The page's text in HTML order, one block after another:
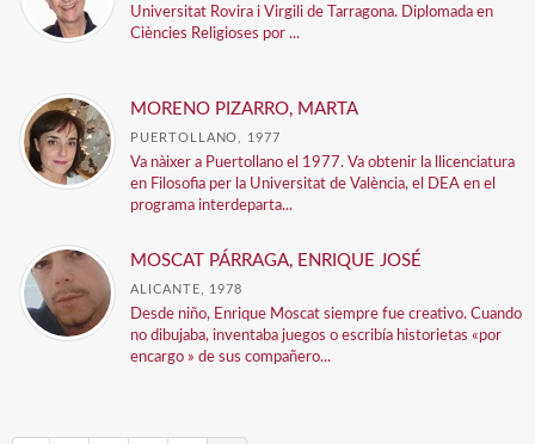
Universitat Rovira i Virgili de Tarragona. Diplomada en
Ciències Religioses por ...
MORENO PIZARRO, MARTA
PUERTOLLANO, 1977
Va nàixer a Puertollano el 1977. Va obtenir la llicenciatura
en Filosofia per la Universitat de València, el DEA en el
programa interdeparta...
MOSCAT PÁRRAGA, ENRIQUE JOSÉ
ALICANTE, 1978
Desde niño, Enrique Moscat siempre fue creativo. Cuando
no dibujaba, inventaba juegos o escribía historietas «por
encargo » de sus compañero...